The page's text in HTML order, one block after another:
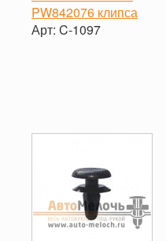
PW842076 клипса
Арт: C-1097